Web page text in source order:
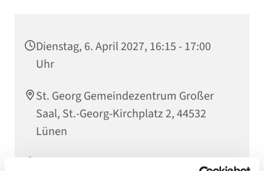
Dienstag, 6. April 2027, 16:15 - 17:00
Uhr
St. Georg Gemeindezentrum Großer
Saal, St.-Georg-Kirchplatz 2, 44532
Lünen